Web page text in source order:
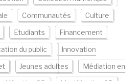
Communautés Culture
Etudiants Financement
du public Innovation
Jeunes adultes Médiation en